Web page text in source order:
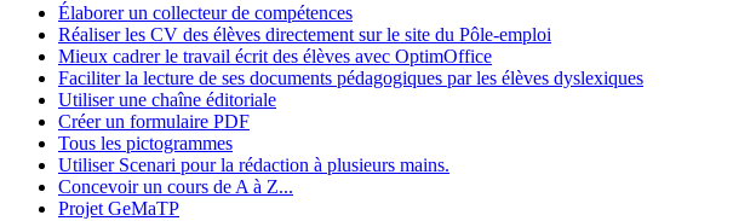
Élaborer un collecteur de compétences
Réaliser les CV des élèves directement sur le site du Pôle-emploi
Mieux cadrer le travail écrit des élèves avec OptimOffice
Faciliter la lecture de ses documents pédagogiques par les élèves dyslexiques
Utiliser une chaîne éditoriale
Créer un formulaire PDF
Tous les pictogrammes
Utiliser Scenari pour la rédaction à plusieurs mains.
Concevoir un cours de A à Z...
Projet GeMaTP